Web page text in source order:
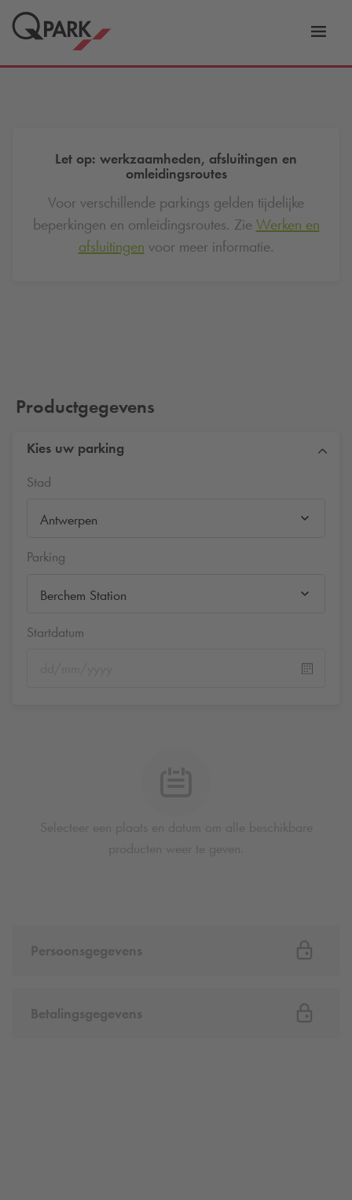
Let op: werkzaamheden, afsluitingen en
omleidingsroutes
Voor verschillende parkings gelden tijdelijke
beperkingen en omleidingsroutes. Zie Werken en
afsluitingen voor meer informatie.
Productgegevens
Kies uw parking
Stad
Antwerpen
Parking
Berchem Station
Startdatum
Persoonsgegevens
Betalingsgegevens